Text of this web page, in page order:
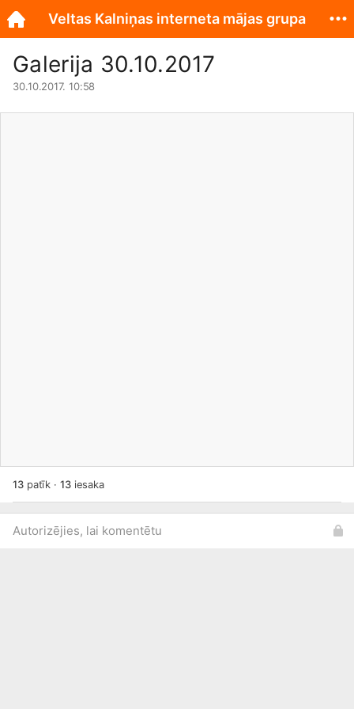
Galerija 30.10.2017
30.10.2017. 10:58
13patīk · 13iesaka
Autorizējies, lai komentētu
Veltas Kalniņas interneta mājas grupa